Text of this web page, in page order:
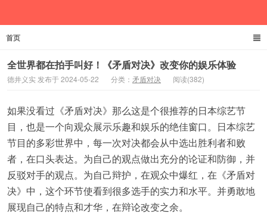
首页
全世界都在拍手叫好！《矛盾对决》改变你的娱乐体验
德井义实 发布于 2024-05-22 分类： 矛盾对决 阅读(382)
如果没看过《矛盾对决》那么这是个很推荐的日本综艺节
目，也是一个向观众展示乐趣和娱乐的绝佳窗口。日本综艺
节目的多彩世界中，每一次对决都会从中选出胜利者和败
者，在口头表达。为自己的观点做出充分的论证和防御，并
反驳对手的观点。为自己辩护，在观众中爆红，在《矛盾对
决》中，这个环节使看到很多选手的实力和水平。并勇敢地
展现自己的特点和才华，在辩论改变之余。